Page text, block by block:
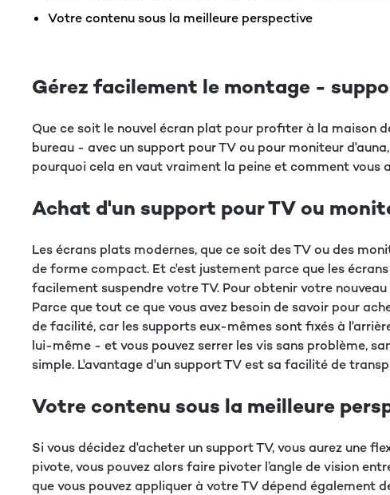
Votre contenu sous la meilleure perspective
Gérez facilement le montage -
Que ce soit le nouvel écran plat pour profiter à la maison
bureau - avec un support pour TV ou pour moniteur
pourquoi cela en vaut vraiment la peine et comment
Achat d'un support pour TV ou
Les écrans plats modernes, que ce soit des TV ou des
de forme compact. Et c'est justement parce que les
facilement suspendre votre TV. Pour obtenir votre
Parce que tout ce que vous avez besoin de savoir pour
de facilité, car les supports eux-mêmes sont fixés à
lui-même - et vous pouvez serrer les vis sans problème,
simple. L'avantage d'un support TV est sa facilité de
Votre contenu sous la meilleure
Si vous décidez d'acheter un support TV, vous aurez une
pivote, vous pouvez alors faire pivoter l’angle de vision
que vous pouvez appliquer à votre TV dépend également